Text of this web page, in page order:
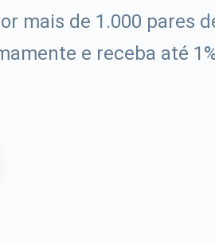
mais de 1.000 pares
e receba até